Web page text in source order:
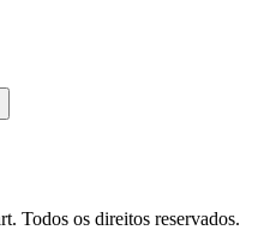
Todos os direitos reservados.